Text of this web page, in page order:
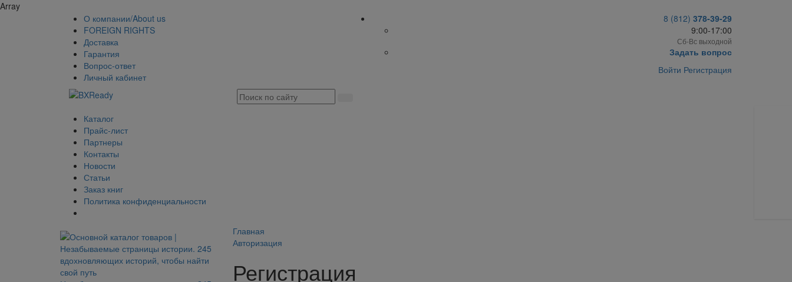
Array
О компании/About us
FOREIGN RIGHTS
Доставка
Гарантия
Вопрос-ответ
Личный кабинет
8 (812) 378-39-29
9:00-17:00
Сб-Вс выходной
Задать вопрос
Войти Регистрация
Каталог
Прайс-лист
Партнеры
Контакты
Новости
Статьи
Заказ книг
Политика конфиденциальности
Главная
Авторизация
Регистрация